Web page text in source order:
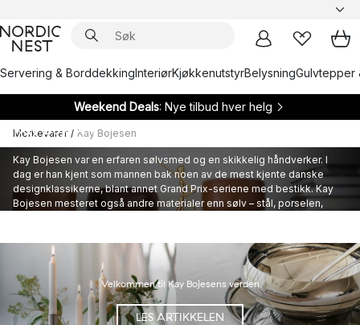
Servering & BorddekkingInteriørKjøkkenutstyrBelysningGulvtepper
Weekend Deals: Nye tilbud hver helg
Merkevarer / Kay Bojesen
Kay Bojesen
Kay Bojesen var en erfaren sølvsmed og en skikkelig håndverker. I
dag er han kjent som mannen bak noen av de mest kjente danske
designklassikerne, blant annet Grand Prix-seriene med bestikk. Kay
Bojesen mesteret også andre materialer enn sølv – stål, porselen,
Velkommen til Kay Bojesens verden
LES ARTIKKELEN